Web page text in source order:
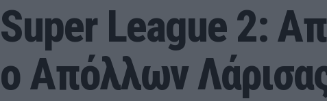
Super League 2:
ο Απόλλων